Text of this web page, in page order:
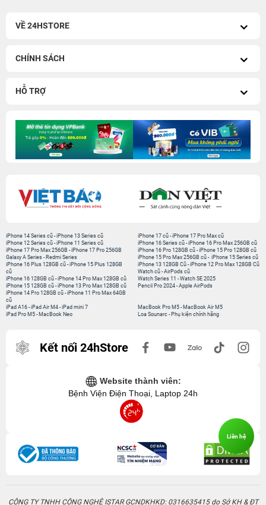
VỀ 24HSTORE
CHÍNH SÁCH
HỖ TRỢ
iPhone 14 Series cũ -iPhone 13 Series cũ
iPhone 12 Series cũ -iPhone 11 Series cũ
iPhone 17 Pro Max 256GB -iPhone 17 Pro 256GB
Galaxy A Series - Redmi Series
iPhone 17 cũ-iPhone 17 Pro Max cũ
iPhone 16 Series cũ- iPhone 16 Pro Max 256GB cũ
iPhone 16 Pro 128GB cũ-iPhone 15 Pro 128GB cũ
iPhone 15 Pro Max 256GB cũ- iPhone 15 Series cũ
iPhone 16 Plus 128GB cũ -iPhone 15 Plus 128GB
cũ
iPhone 16 128GB cũ -iPhone 14 Pro Max 128GB cũ
iPhone 15 128GB cũ -iPhone 13 Pro Max 128GB cũ
iPhone 14 Pro 128GB cũ -iPhone 11 Pro Max 64GB
cũ
iPhone 13 128GB Cũ-iPhone 12 Pro Max 128GB Cũ
Watch cũ-AirPods cũ
Watch Series 11 -Watch SE 2025
Pencil Pro 2024-Apple AirPods
iPad A16 -iPad Air M4 -iPad mini 7
iPad Pro M5 - MacBook Neo
MacBook Pro M5- MacBook Air M5
Loa Sounarc- Phụ kiện chính hãng
Kết nối 24hStore
Website thành viên:
Bệnh Viện Điện Thoại, Laptop 24h
CÔNG TY TNHH CÔNG NGHỆ ISTAR GCNDKHKD: 0316635415 do Sở KH & ĐT
Liên hệ